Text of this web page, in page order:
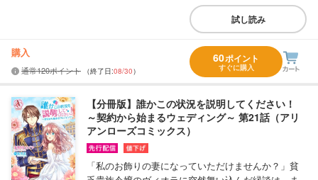
試し読み
購入
通常120ポイント （終了日:08/30）
60ポイント
すぐに購入
【分冊版】誰かこの状況を説明してください！
～契約から始まるウェディング～ 第21話（アリ
アンローズコミックス）
「私のお飾りの妻になっていただけませんか？」貧